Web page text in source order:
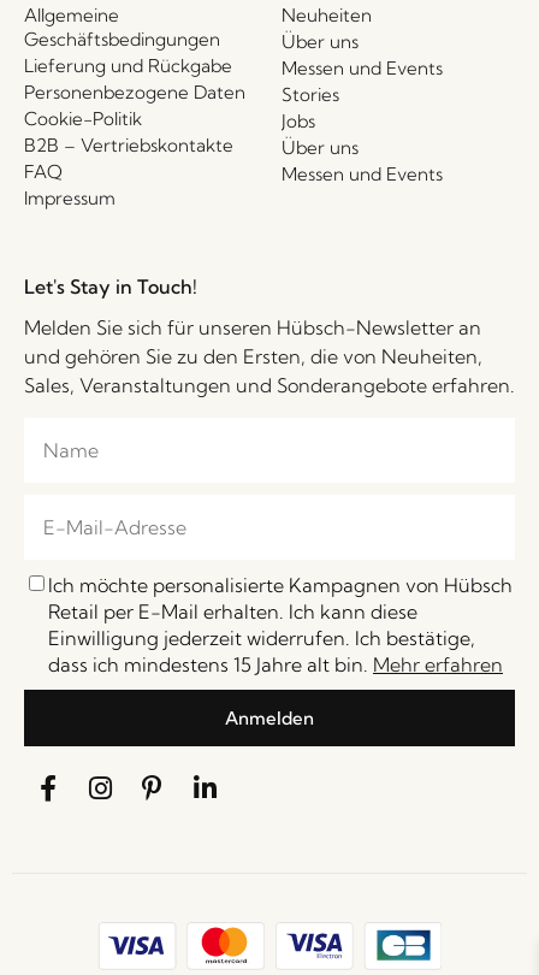
Allgemeine
Geschäftsbedingungen
Lieferung und Rückgabe
Personenbezogene Daten
Cookie-Politik
B2B – Vertriebskontakte
FAQ
Impressum
Neuheiten
Über uns
Messen und Events
Stories
Jobs
Über uns
Messen und Events
Let's Stay in Touch!
Melden Sie sich für unseren Hübsch-Newsletter an
und gehören Sie zu den Ersten, die von Neuheiten,
Sales, Veranstaltungen und Sonderangebote erfahren.
Ich möchte personalisierte Kampagnen von Hübsch
Retail per E-Mail erhalten. Ich kann diese
Einwilligung jederzeit widerrufen. Ich bestätige,
dass ich mindestens 15 Jahre alt bin. Mehr erfahren
Anmelden